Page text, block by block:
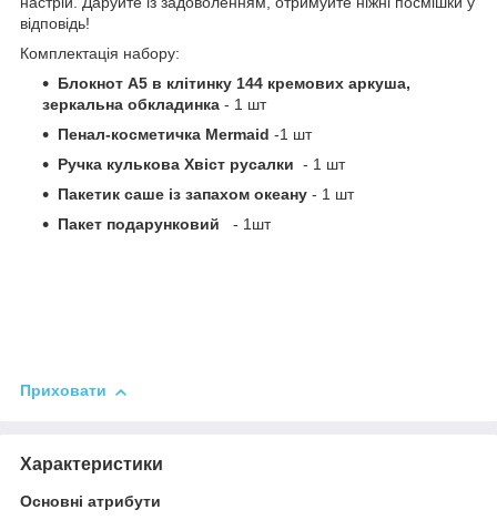
відповідь!
Комплектація набору:⠀
Блокнот А5 в клітинку 144 кремових аркуша,
зеркальна обкладинка - 1 шт
Пенал-косметичка Mermaid -1 шт
Ручка кулькова Хвіст русалки - 1 шт
Пакетик саше із запахом океану - 1 шт
Пакет подарунковий
- 1шт
Приховати
Характеристики
Основні атрибути